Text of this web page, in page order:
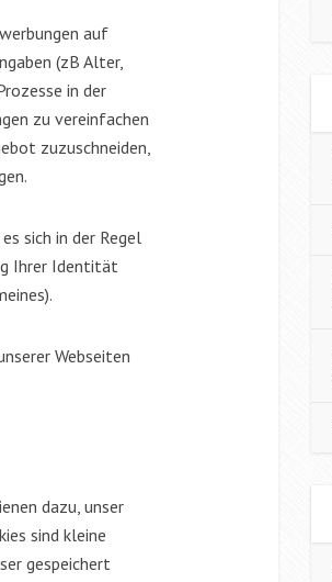
auf
(zB Alter,
in der
zu vereinfachen
zuzuschneiden,
sich in der Regel
Ihrer Identität
Webseiten
dazu, unser
sind kleine
gespeichert